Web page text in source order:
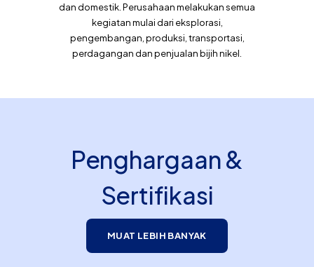
dan domestik. Perusahaan melakukan semua
kegiatan mulai dari eksplorasi,
pengembangan, produksi, transportasi,
perdagangan dan penjualan bijih nikel.
Penghargaan &
Sertifikasi
MUAT LEBIH BANYAK